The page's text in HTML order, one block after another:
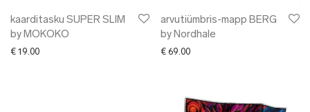
kaarditasku SUPER SLIM
by MOKOKO
€ 19.00
arvutiümbris-mapp BERG
by Nordhale
€ 69.00